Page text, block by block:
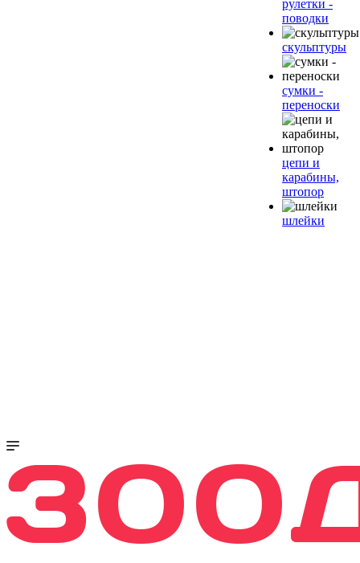
рулетки -
поводки
скульптуры
сумки -
переноски
цепи и
карабины,
штопор
шлейки